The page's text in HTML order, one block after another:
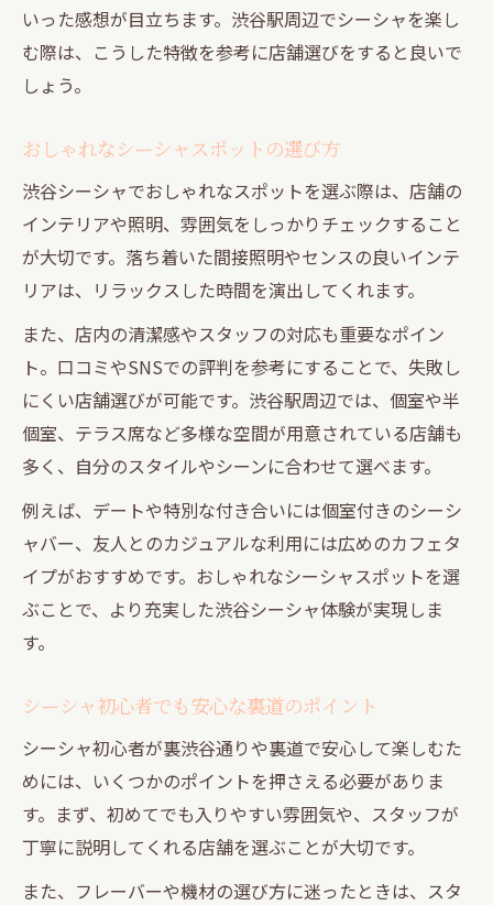
いった感想が目立ちます。渋谷駅周辺でシーシャを楽し
む際は、こうした特徴を参考に店舗選びをすると良いで
しょう。
おしゃれなシーシャスポットの選び方
渋谷シーシャでおしゃれなスポットを選ぶ際は、店舗の
インテリアや照明、雰囲気をしっかりチェックすること
が大切です。落ち着いた間接照明やセンスの良いインテ
リアは、リラックスした時間を演出してくれます。
また、店内の清潔感やスタッフの対応も重要なポイン
ト。口コミやSNSでの評判を参考にすることで、失敗し
にくい店舗選びが可能です。渋谷駅周辺では、個室や半
個室、テラス席など多様な空間が用意されている店舗も
多く、自分のスタイルやシーンに合わせて選べます。
例えば、デートや特別な付き合いには個室付きのシーシ
ャバー、友人とのカジュアルな利用には広めのカフェタ
イプがおすすめです。おしゃれなシーシャスポットを選
ぶことで、より充実した渋谷シーシャ体験が実現しま
す。
シーシャ初心者でも安心な裏道のポイント
シーシャ初心者が裏渋谷通りや裏道で安心して楽しむた
めには、いくつかのポイントを押さえる必要がありま
す。まず、初めてでも入りやすい雰囲気や、スタッフが
丁寧に説明してくれる店舗を選ぶことが大切です。
また、フレーバーや機材の選び方に迷ったときは、スタ